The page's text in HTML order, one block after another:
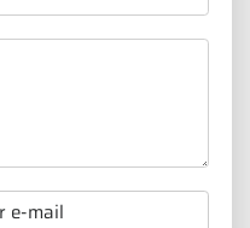
e-mail